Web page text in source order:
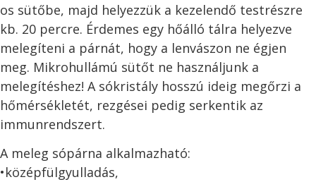
os sütőbe, majd helyezzük a kezelendő testrészre
kb. 20 percre. Érdemes egy hőálló tálra helyezve
melegíteni a párnát, hogy a lenvászon ne égjen
meg. Mikrohullámú sütőt ne használjunk a
melegítéshez! A sókristály hosszú ideig megőrzi a
hőmérsékletét, rezgései pedig serkentik az
immunrendszert.
A meleg sópárna alkalmazható:
•középfülgyulladás,